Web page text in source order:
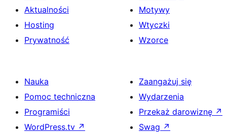
Aktualności
Hosting
Prywatność
Motywy
Wtyczki
Wzorce
Nauka
Pomoc techniczna
Programiści
WordPress.tv ↗
Zaangażuj się
Wydarzenia
Przekaż darowiznę ↗
Swag ↗